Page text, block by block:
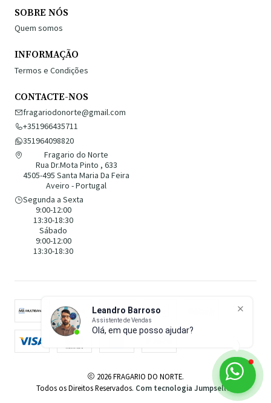
Leandro Barroso
Assistente de Vendas
Olá, em que posso ajudar?
SOBRE NÓS
Quem somos
INFORMAÇÃO
Termos e Condições
CONTACTE-NOS
fragariodonorte@gmail.com
+351966435711
351964098820
Fragario do Norte
Rua Dr.Mota Pinto , 633
4505-495 Santa Maria Da Feira
Aveiro - Portugal
Segunda a Sexta
9:00-12:00
13:30-18:30
Sábado
9:00-12:00
13:30-18:30
2026 FRAGARIO DO NORTE.
Todos os Direitos Reservados. Com tecnologia Jumpseller